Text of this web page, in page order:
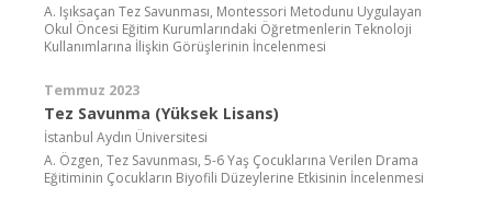
A. Işıksaçan Tez Savunması, Montessori Metodunu Uygulayan
Okul Öncesi Eğitim Kurumlarındaki Öğretmenlerin Teknoloji
Kullanımlarına İlişkin Görüşlerinin İncelenmesi
Temmuz 2023
Tez Savunma (Yüksek Lisans)
İstanbul Aydın Üniversitesi
A. Özgen, Tez Savunması, 5-6 Yaş Çocuklarına Verilen Drama
Eğitiminin Çocukların Biyofili Düzeylerine Etkisinin İncelenmesi